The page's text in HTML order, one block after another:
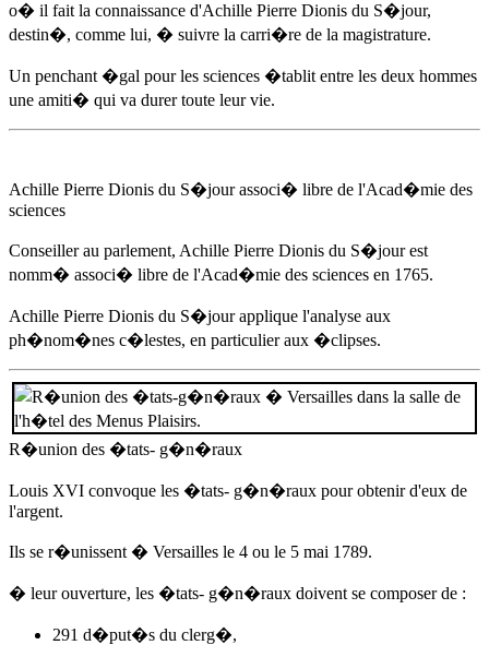
o� il fait la connaissance d'Achille Pierre Dionis du S�jour,
destin�, comme lui, � suivre la carri�re de la magistrature.
Un penchant �gal pour les sciences �tablit entre les deux hommes
une amiti� qui va durer toute leur vie.
Achille Pierre Dionis du S�jourassoci� libre de l'Acad�mie des
sciences
Conseiller au parlement, Achille Pierre Dionis du S�jourest
nomm� associ� libre de l'Acad�mie des sciences en 1765.
Achille Pierre Dionis du S�jourapplique l'analyse aux
ph�nom�nes c�lestes, en particulier aux �clipses.
R�union des �tats- g�n�raux
Louis XVI convoque les �tats- g�n�raux pour obtenir d'eux de
l'argent.
Ils se r�unissent � Versailles le 4 ou le 5 mai 1789.
� leur ouverture, les �tats- g�n�raux doivent se composer de :
291 d�put�s du clerg�,